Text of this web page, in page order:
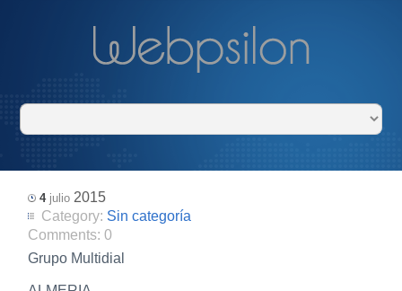
4 julio 2015
Category: Sin categoría
Comments:0
Grupo Multidial